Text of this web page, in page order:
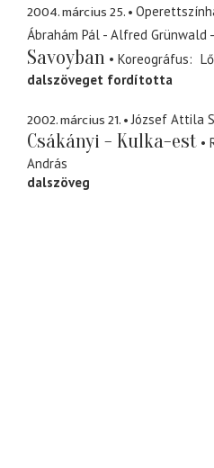
2004. március 25.
Ábrahám Pál - Alfred Grünwald
Savoyban
Koreográfus
dalszöveget fordította
2002. március 21. József Attila
Csákányi - Kulka-est
András
dalszöveg